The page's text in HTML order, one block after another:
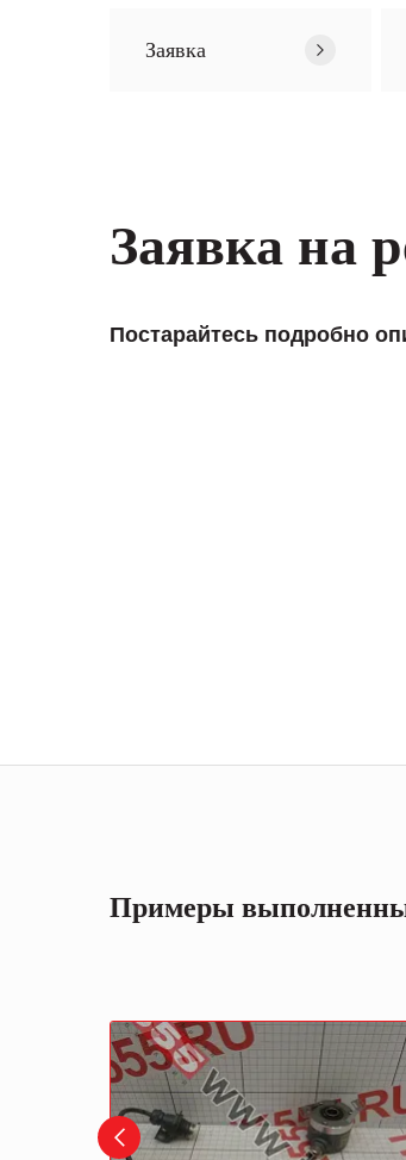
Заявка
Заявка на
Постарайтесь подробно
Примеры